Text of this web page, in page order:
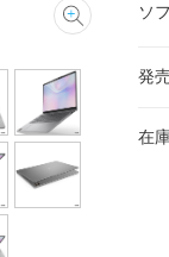
ソ
発
在